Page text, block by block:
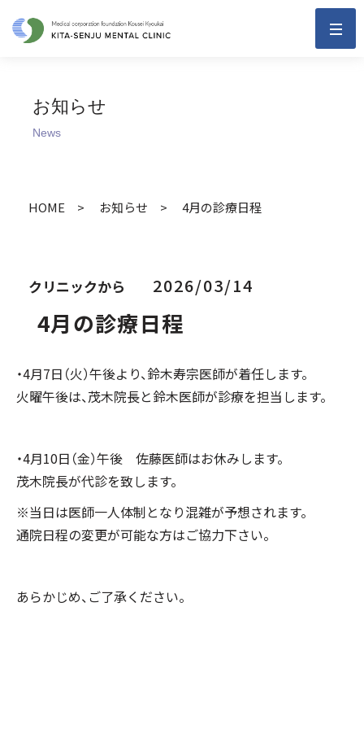
お知らせ
News
HOME お知らせ 4月の診療日程
クリニックから 2026/03/14
4月の診療日程
・4月7日（火）午後より、鈴木寿宗医師が着任します。
火曜午後は、茂木院長と鈴木医師が診療を担当します。
・4月10日（金）午後 佐藤医師はお休みします。
茂木院長が代診を致します。
※当日は医師一人体制となり混雑が予想されます。
通院日程の変更が可能な方はご協力下さい。
あらかじめ、ご了承ください。